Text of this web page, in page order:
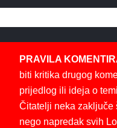
PRAVILA
biti kritika drugog
prijedlog ili ideja o
Čitatelji neka zaključe
nego napredak svih